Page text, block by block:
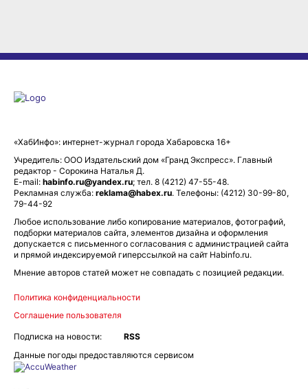
«ХабИнфо»: интернет-журнал города Хабаровска 16+
Учредитель: ООО Издательский дом «Гранд Экспресс». Главный
редактор - Сорокина Наталья Д.
E-mail: habinfo.ru@yandex.ru; тел. 8 (4212) 47-55-48.
Рекламная служба: reklama@habex.ru. Телефоны: (4212) 30-99-80,
79-44-92
Любое использование либо копирование материалов, фотографий,
подборки материалов сайта, элементов дизайна и оформления
допускается с письменного согласования с администрацией сайта
и прямой индексируемой гиперссылкой на сайт Habinfo.ru.
Мнение авторов статей может не совпадать с позицией редакции.
Политика конфиденциальности
Соглашение пользователя
Подписка на новости:
RSS
Данные погоды предоставляются сервисом